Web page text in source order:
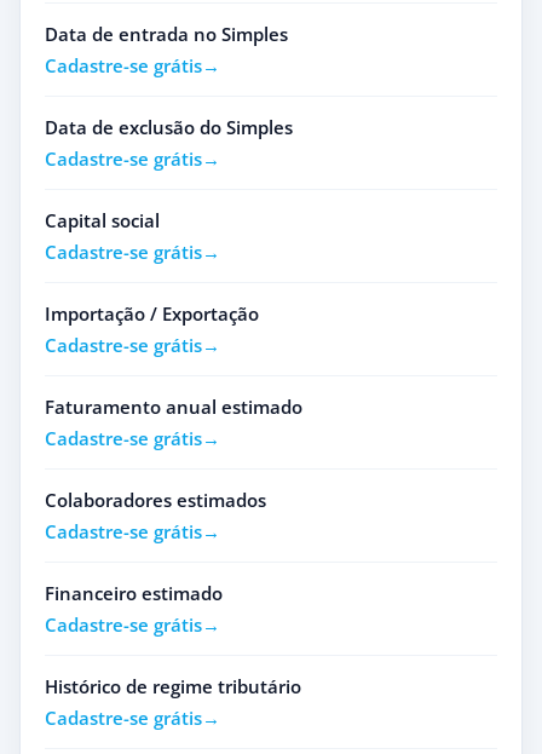
Data de entrada no Simples
Cadastre-se grátis
Data de exclusão do Simples
Cadastre-se grátis
Capital social
Cadastre-se grátis
Importação / Exportação
Cadastre-se grátis
Faturamento anual estimado
Cadastre-se grátis
Colaboradores estimados
Cadastre-se grátis
Financeiro estimado
Cadastre-se grátis
Histórico de regime tributário
Cadastre-se grátis